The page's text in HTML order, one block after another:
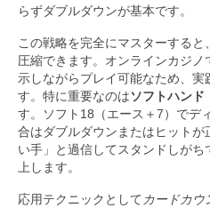
らずダブルダウンが基本です。
この戦略を完全にマスターすると、
圧縮できます。オンラインカジ
示しながらプレイ可能なため、実
す。特に重要なのはソフトハンド
す。ソフト18（エース＋7）でデ
合はダブルダウンまたはヒット
い手」と過信してスタンドしが
上します。
応用テクニックとして カードカウ